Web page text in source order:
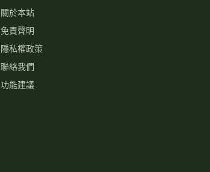
關於本站
免責聲明
隱私權政策
聯絡我們
功能建議